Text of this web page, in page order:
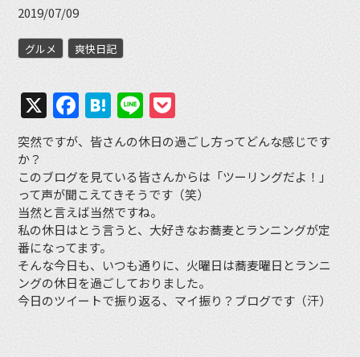
2019/07/09
グルメ 爽快日記
X Facebook
Hatena
Line
突然ですが、皆さんの休日の過ごし方ってどんな感じです
か？
このブログを見ている皆さんからは「ツーリングだよ！」
って声が聞こえてきそうです（笑）
当然と言えば当然ですね。
私の休日はとう言うと、大好きなお蕎麦とランニングが定
番になってます。
そんな今日も、いつも通りに、火曜日は蕎麦曜日とランニ
ングの休日を過ごしておりました。
今日のツイートで振り返る、マイ振り？ブログです（汗）